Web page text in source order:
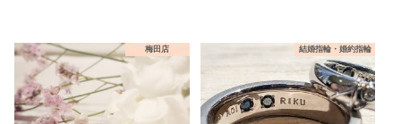
梅田店 結婚指輪・婚約指輪